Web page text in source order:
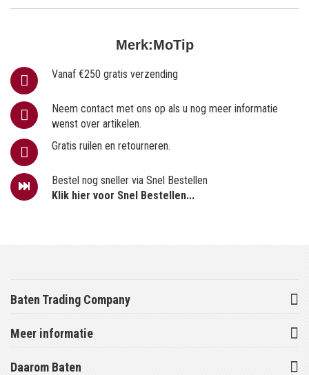
Merk:MoTip
Vanaf €250 gratis verzending
Neem contact met ons op als u nog meer informatie
wenst over artikelen.
Gratis ruilen en retourneren.
Bestel nog sneller via Snel Bestellen
Klik hier voor Snel Bestellen...
Baten Trading Company
Meer informatie
Daarom Baten